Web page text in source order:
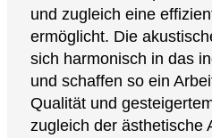
und zugleich eine
ermöglicht. Die
sich harmonisch in das
und schaffen so ein
Qualität und
zugleich der ästhetische